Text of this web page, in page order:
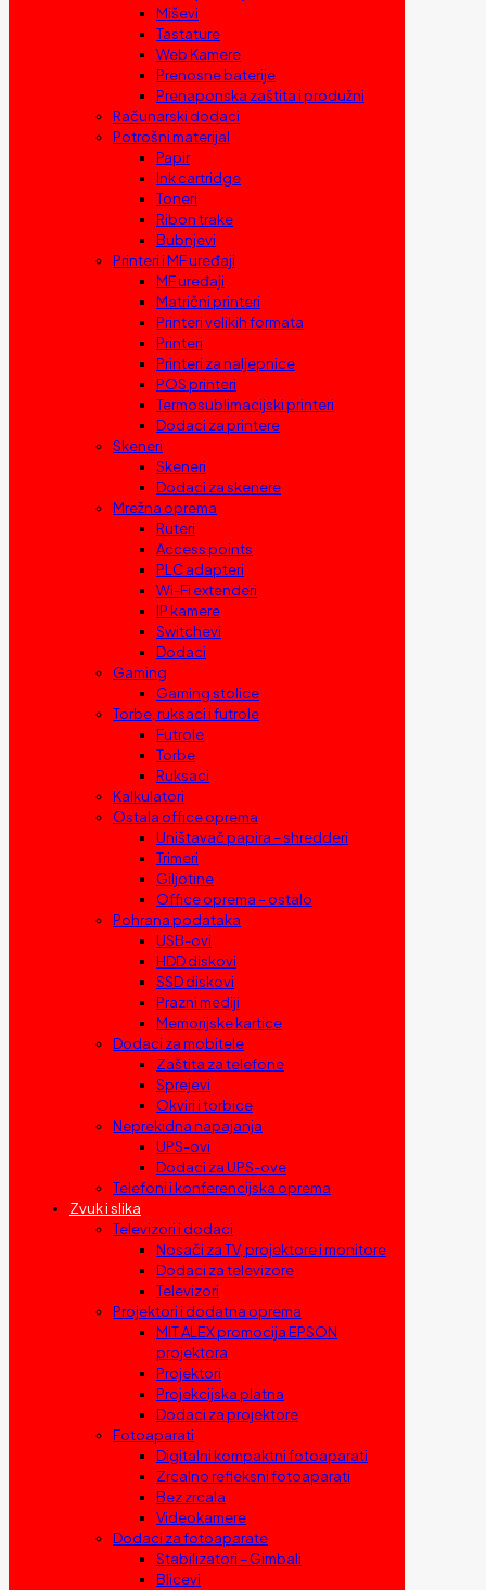
Miševi
Tastature
Web Kamere
Prenosne baterije
Prenaponska zaštita i produžni
Računarski dodaci
Potrošni materijal
Papir
Ink cartridge
Toneri
Ribon trake
Bubnjevi
Printeri i MF uređaji
MF uređaji
Matrični printeri
Printeri velikih formata
Printeri
Printeri za naljepnice
POS printeri
Termosublimacijski printeri
Dodaci za printere
Skeneri
Skeneri
Dodaci za skenere
Mrežna oprema
Ruteri
Access points
PLC adapteri
Wi-Fi extenderi
IP kamere
Switchevi
Dodaci
Gaming
Gaming stolice
Torbe, ruksaci i futrole
Futrole
Torbe
Ruksaci
Kalkulatori
Ostala office oprema
Uništavač papira – shredderi
Trimeri
Giljotine
Office oprema – ostalo
Pohrana podataka
USB-ovi
HDD diskovi
SSD diskovi
Prazni mediji
Memorijske kartice
Dodaci za mobitele
Zaštita za telefone
Sprejevi
Okviri i torbice
Neprekidna napajanja
UPS-ovi
Dodaci za UPS-ove
Telefoni i konferencijska oprema
Zvuk i slika
Televizori i dodaci
Nosači za TV, projektore i monitore
Dodaci za televizore
Televizori
Projektori i dodatna oprema
MIT ALEX promocija EPSON
projektora
Projektori
Projekcijska platna
Dodaci za projektore
Fotoaparati
Digitalni kompaktni fotoaparati
Zrcalno refleksni fotoaparati
Bez zrcala
Videokamere
Dodaci za fotoaparate
Stabilizatori – Gimbali
Blicevi